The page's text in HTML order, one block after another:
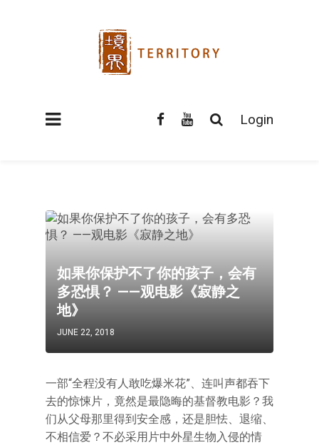
Login
如果你保护不了你的孩子，会有
多恐惧？ ——观电影《寂静之
地》
JUNE 22, 2018
一部“全程没有人敢吃爆米花”、连叫声都吞下
去的惊悚片，竟然是最隐晦的基督教电影？我
们从父母那里得到安全感，还是胆怯、退缩、
不相信爱？不必采用片中外星生物入侵的情